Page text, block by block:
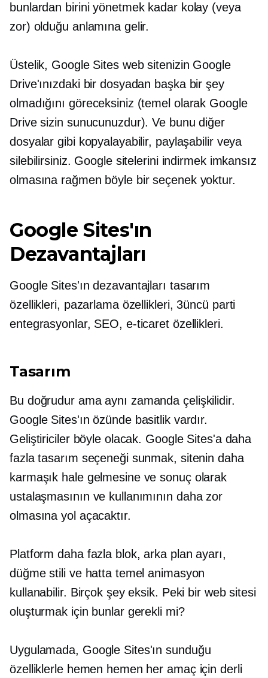
bunlardan birini yönetmek kadar kolay (veya
zor) olduğu anlamına gelir.
Üstelik, Google Sites web sitenizin Google
Drive'ınızdaki bir dosyadan başka bir şey
olmadığını göreceksiniz (temel olarak Google
Drive sizin sunucunuzdur). Ve bunu diğer
dosyalar gibi kopyalayabilir, paylaşabilir veya
silebilirsiniz. Google sitelerini indirmek imkansız
olmasına rağmen böyle bir seçenek yoktur.
Google Sites'ın
Dezavantajları
Google Sites'ın dezavantajları tasarım
özellikleri, pazarlama özellikleri,3üncü parti
entegrasyonlar, SEO, e-ticaret özellikleri.
Tasarım
Bu doğrudur ama aynı zamanda çelişkilidir.
Google Sites'ın özünde basitlik vardır.
Geliştiriciler böyle olacak. Google Sites'a daha
fazla tasarım seçeneği sunmak, sitenin daha
karmaşık hale gelmesine ve sonuç olarak
ustalaşmasının ve kullanımının daha zor
olmasına yol açacaktır.
Platform daha fazla blok, arka plan ayarı,
düğme stili ve hatta temel animasyon
kullanabilir. Birçok şey eksik. Peki bir web sitesi
oluşturmak için bunlar gerekli mi?
Uygulamada, Google Sites'ın sunduğu
özelliklerle hemen hemen her amaç için derli